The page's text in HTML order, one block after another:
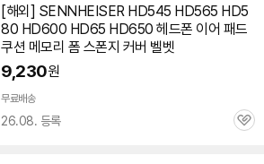
[해외] SENNHEISER HD545 HD565 HD5
80 HD600 HD65 HD650 헤드폰 이어 패드
쿠션 메모리 폼 스폰지 커버 벨벳
9,230원
무료배송
26.08. 등록
관